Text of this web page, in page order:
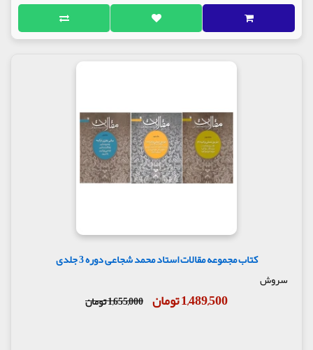
کتاب مجموعه مقالات استاد محمد شجاعی دوره 3 جلدی
سروش
1,489,500 تومان 1,655,000 تومان